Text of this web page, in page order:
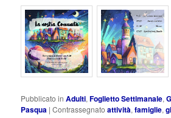
Pubblicato in Adulti,Foglietto Settimanale,
Pasqua |Contrassegnato attività,famiglie,